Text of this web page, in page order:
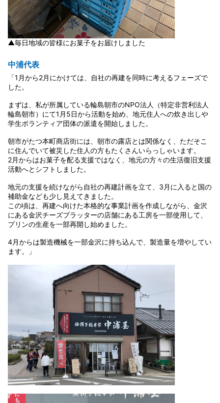
▲毎日地域の皆様にお菓子をお届けしました
中浦代表
「1月から2月にかけては、自社の再建を同時に考えるフェーズで
した。
まずは、私が所属している輪島朝市のNPO法人（特定非営利法人
輪島朝市）にて1月5日から活動を始め、地元住人への炊き出しや
学生ボランティア団体の派遣を開始しました。
朝市がたつ本町商店街には、朝市の露店とは関係なく、ただそこ
に住んでいて被災した住人の方もたくさんいらっしゃいます。
2月からはお菓子を配る支援ではなく、地元の方々の生活復旧支援
活動へとシフトしました。
地元の支援を続けながら自社の再建計画を立て、3月に入ると国の
補助金なども少し見えてきました。
この頃は、再建へ向けた本格的な事業計画を作成しながら、金沢
にある金沢チーズプラッターの店舗にある工房を一部使用して、
プリンの生産を一部再開し始めました。
4月からは製造機械を一部金沢に持ち込んで、製造量を増やしてい
ます。」